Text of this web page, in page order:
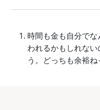
時間も金も自分で
われるかもしれな
う。どっちも余裕ね